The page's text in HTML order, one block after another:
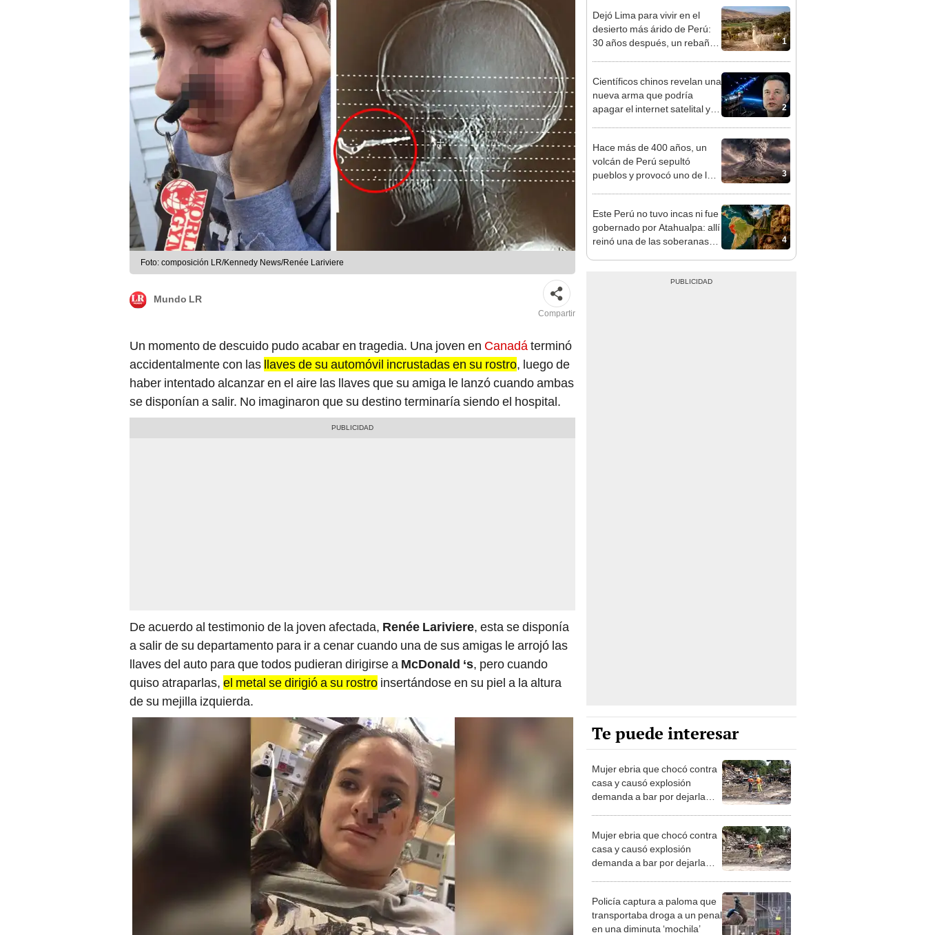
Foto: composición LR/Kennedy News/Renée Lariviere
Mundo LR
Compartir
Un momento de descuido pudo acabar en tragedia. Una joven en Canadáterminó
accidentalmente con las llaves de su automóvil incrustadas en su rostro, luego de
haber intentado alcanzar en el aire las llaves que su amiga le lanzó cuando ambas
se disponían a salir. No imaginaron que su destino terminaría siendo el hospital.
De acuerdo al testimonio de la joven afectada, Renée Lariviere, esta se disponía
a salir de su departamento para ir a cenar cuando una de sus amigas le arrojó las
llaves del auto para que todos pudieran dirigirse a McDonald ‘s, pero cuando
quiso atraparlas, el metal se dirigió a su rostro insertándose en su piel a la altura
de su mejilla izquierda.
1
Dejó Lima para vivir en el
desierto más árido de Perú:
30 años después, un rebaño
2
Científicos chinos revelan una
nueva arma que podría
apagar el internet satelital y
3
Hace más de 400 años, un
volcán de Perú sepultó
pueblos y provocó uno de los
4
Este Perú no tuvo incas ni fue
gobernado por Atahualpa: allí
reinó una de las soberanas
Te puede interesar
Mujer ebria que chocó contra
casa y causó explosión
demanda a bar por dejarla
Mujer ebria que chocó contra
casa y causó explosión
demanda a bar por dejarla
Policía captura a paloma que
transportaba droga a un penal
en una diminuta ‘mochila’